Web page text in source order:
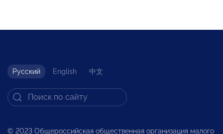
Русский English 中文
© 2023 Общероссийская общественная организация малого